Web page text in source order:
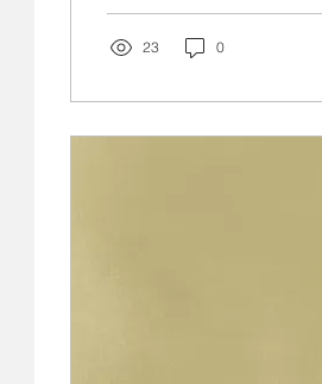
23 0